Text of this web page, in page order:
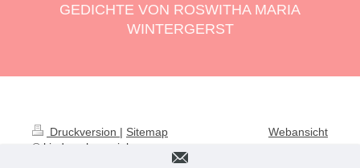
GEDICHTE VON ROSWITHA MARIA
WINTERGERST
Druckversion | Sitemap
© kinderschauspieler
Webansicht